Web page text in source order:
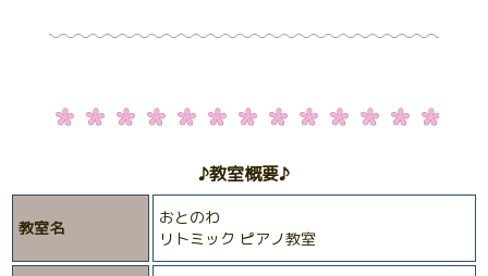
♪教室概要♪
教室名
おとのわ
リトミック ピアノ教室